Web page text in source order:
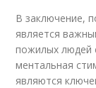
В заключение,
является
пожилых людей
ментальная
являются